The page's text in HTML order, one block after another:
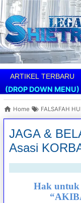
(DROP DOWN MENU)
Home FALSAFAH
JAGA &
Asasi
Hak untuk